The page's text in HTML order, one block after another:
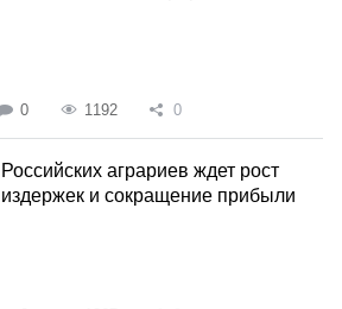
0 1192 0
Российских аграриев ждет рост
издержек и сокращение прибыли